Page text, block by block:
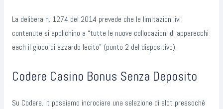
La delibera n. 1274 del 2014 prevede che le limitazioni ivi
contenute si applichino a “tutte le nuove collocazioni di apparecchi
each il gioco di azzardo lecito” (punto 2 del dispositivo).
Codere Casino Bonus Senza Deposito
Su Codere. it possiamo incrociare una selezione di slot pressochè